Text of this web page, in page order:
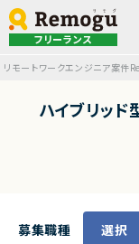
フリーランス
リモートワークエンジニア案件
ハイブリッ
募集職種 選択